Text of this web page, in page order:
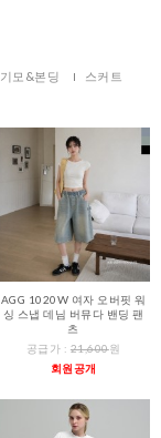
기모&본딩
스커트
AGG 1020W 여자 오버핏 워
싱 스냅 데님 버뮤다 밴딩 팬
츠
공급가 : 21,600원
회원공개